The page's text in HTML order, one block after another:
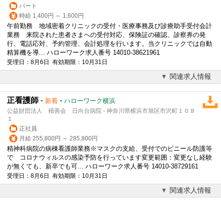
パート
時給 1,400円 ～ 1,600円
午前勤務 地域密着クリニックの受付 ・医療事務及び診療助手受付会計
業務 来院された患者さまへの受付対応、保険証の確認、診察券の発
行、電話応対、予約管理、会計処理を行います。当クリニックでは自動
精算機を導... ハローワーク求人番号 14010-38621961
受理日：8月6日 有効期限：10月31日
関連求人情報
正看護師 - 新着 - ハローワーク横浜
公益財団法人 積善会 日向台病院 - 神奈川県横浜市旭区市沢町１０８
１
正社員
月給 255,800円 ～ 285,800円
精神科病院の病棟看護師業務※マスクの支給、 受付でのビニール防護等
で コロナウィルスの感染予防を行っています変更範囲：変更なし経験
が無くても、新卒でも可... ハローワーク求人番号 14010-38729161
受理日：8月6日 有効期限：10月31日
関連求人情報